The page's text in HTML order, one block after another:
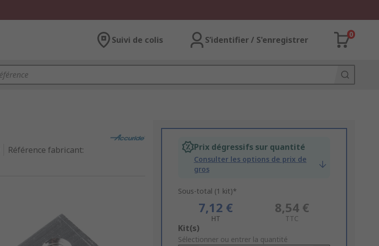
Suivi de colis S’identifier / S'enregistrer
0
Référence fabricant:
Prix dégressifs sur quantité
Consulter les options de prix de
gros
Sous-total (1 kit)*
7,12 €
HT
8,54 €
TTC
Add
to
Kit(s)
Sélectionner ou entrer la quantité